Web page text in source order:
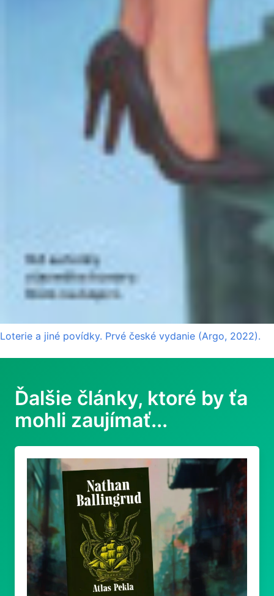
Loterie a jiné povídky. Prvé české vydanie (Argo, 2022).
Ďalšie články, ktoré by ťa
mohli zaujímať...